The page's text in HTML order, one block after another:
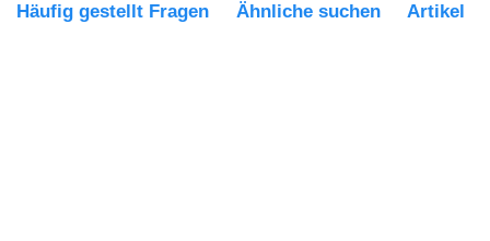
Häufig gestellt Fragen Ähnliche suchen Artikel